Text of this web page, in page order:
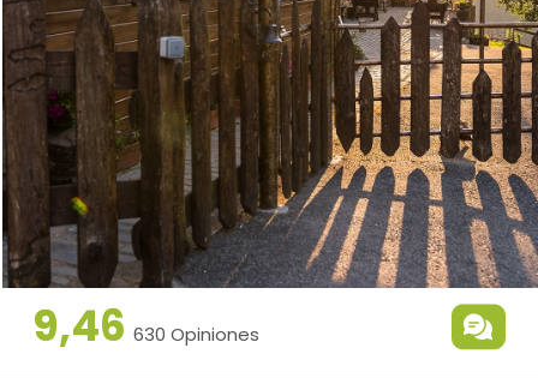
9,46 630 Opiniones